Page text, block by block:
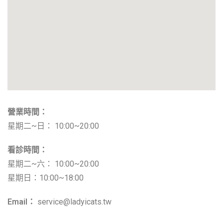
營業時間：
星期二~日： 10:00~20:00
看診時間：
星期二~六 ： 10:00~20:00
星期日：10:00~18:00
Email： service@ladyicats.tw